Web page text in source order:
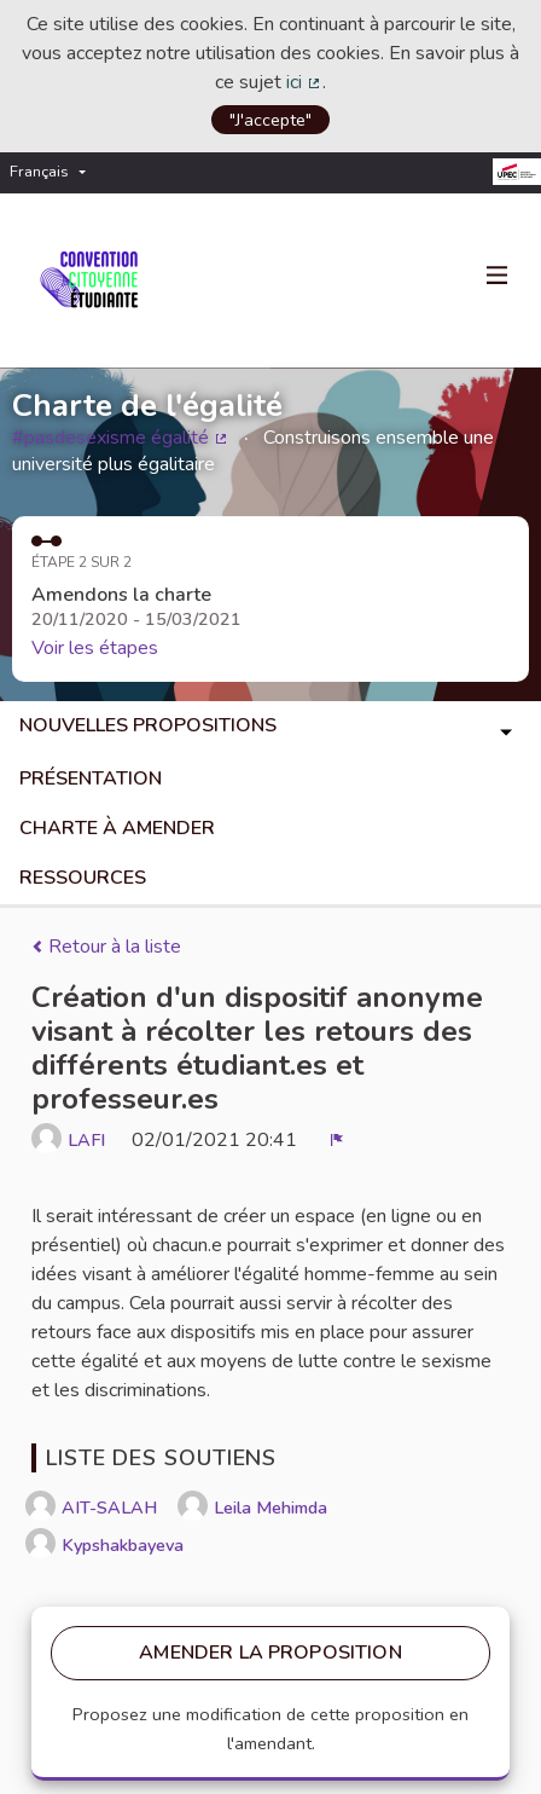
Ce site utilise des cookies. En continuant à parcourir le site,
vous acceptez notre utilisation des cookies. En savoir plus à
ce sujetici
(Lien externe)
.
"J'accepte"
Français Choisir la langue
Charte de l'égalité
#pasdesexisme égalité
(Lien externe)
Construisons ensemble une
université plus égalitaire
ÉTAPE 2 SUR 2
Amendons la charte
20/11/2020 - 15/03/2021
Voir les étapes
NOUVELLES PROPOSITIONS
PRÉSENTATION
CHARTE À AMENDER
RESSOURCES
Retour à la liste
Création d'un dispositif anonyme
visant à récolter les retours des
différents étudiant.es et
professeur.es
LAFI 02/01/2021 20:41
Il serait intéressant de créer un espace (en ligne ou en
présentiel) où chacun.e pourrait s'exprimer et donner des
idées visant à améliorer l'égalité homme-femme au sein
du campus. Cela pourrait aussi servir à récolter des
retours face aux dispositifs mis en place pour assurer
cette égalité et aux moyens de lutte contre le sexisme
et les discriminations.
LISTE DES SOUTIENS
AIT-SALAH
Leila Mehimda
Kypshakbayeva
AMENDER LA PROPOSITION
Proposez une modification de cette proposition en
l'amendant.